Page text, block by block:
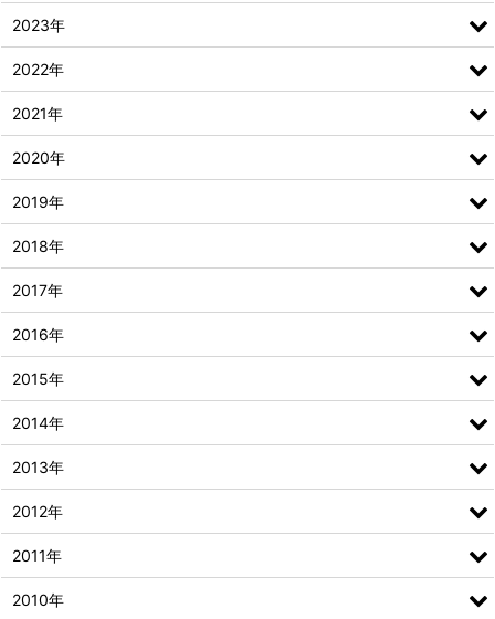
2023年
2022年
2021年
2020年
2019年
2018年
2017年
2016年
2015年
2014年
2013年
2012年
2011年
2010年